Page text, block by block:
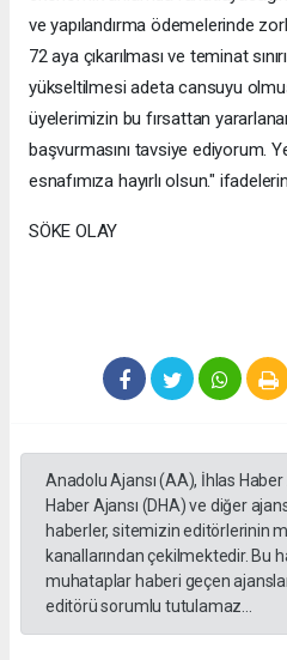
ve yapılandırma ödemelerinde
72 aya çıkarılması ve teminat
yükseltilmesi adeta cansuyu
üyelerimizin bu fırsattan
başvurmasını tavsiye ediyorum.
esnafımıza hayırlı olsun."
SÖKE OLAY
Anadolu Ajansı (AA), İhlas
Haber Ajansı (DHA) ve diğer
haberler, sitemizin editörlerinin
kanallarından çekilmektedir. Bu
muhataplar haberi geçen
editörü sorumlu tutulamaz...